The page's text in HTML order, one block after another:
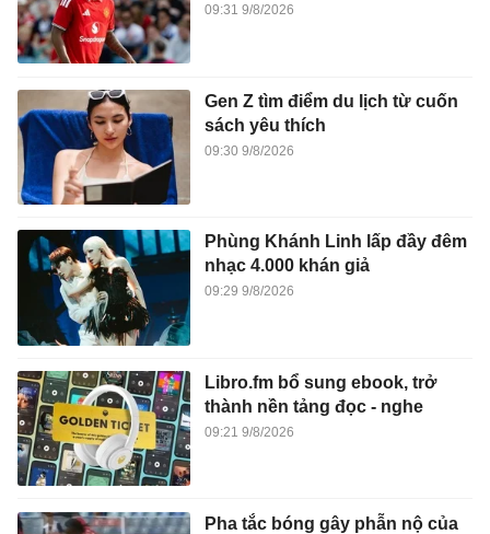
09:31 9/8/2026
Gen Z tìm điểm du lịch từ cuốn
sách yêu thích
09:30 9/8/2026
Phùng Khánh Linh lấp đầy đêm
nhạc 4.000 khán giả
09:29 9/8/2026
Libro.fm bổ sung ebook, trở
thành nền tảng đọc - nghe
09:21 9/8/2026
Pha tắc bóng gây phẫn nộ của